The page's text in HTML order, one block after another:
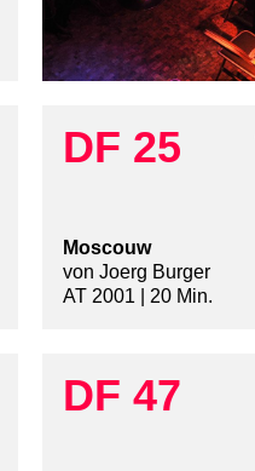
DF 25
Moscouw
von Joerg Burger
AT 2001 | 20 Min.
DF 47